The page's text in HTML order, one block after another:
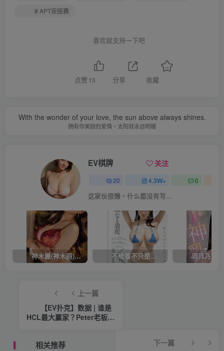
# APT亚巡赛
喜欢就支持一下吧
点赞 15 分享 收藏
With the wonder of your love, the sun above always shines.
拥有你美丽的爱情，太阳就永远明媚
EV棋牌 关注
20 4.3W+ 0
这家伙很懒，什么都没有写...
神木麗(神木丽)作品STARS-804发布！出道一周年，华丽布拉甲闪亮动人！【EV棋牌】 不给看不只是吊胃口！K奶的みなと羽琉(凑羽琉)原来是无码妹「水原圣子」？【EV棋牌】
上一篇
【EV扑克】数据 | 谁是
HCL最大赢家？Peter老板盈
下一篇
相关推荐